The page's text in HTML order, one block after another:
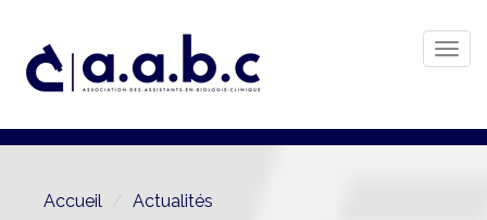
au
principalAccueil Actualités